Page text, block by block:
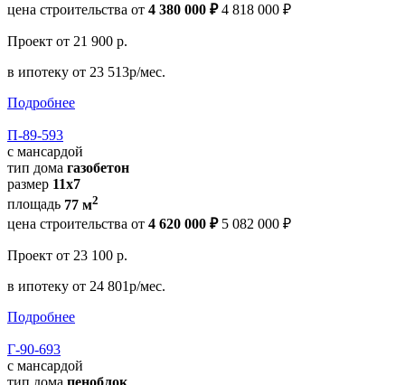
цена строительства от 4 380 000 ₽ 4 818 000 ₽
Проект от 21 900 р.
в ипотеку от 23 513р/мес.
Подробнее
П-89-593
с мансардой
тип дома газобетон
размер 11х7
площадь 77 м2
цена строительства от 4 620 000 ₽ 5 082 000 ₽
Проект от 23 100 р.
в ипотеку от 24 801р/мес.
Подробнее
Г-90-693
с мансардой
тип дома пеноблок